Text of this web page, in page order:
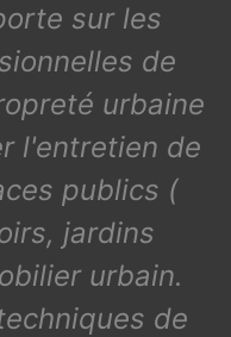
sur les
de
urbaine
l'entretien de
publics (
jardins
urbain.
de